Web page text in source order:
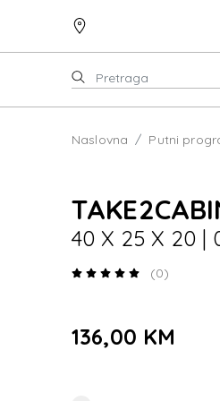
Naslovna Putni
40 X 25 X 20 |
(0)
136,00 KM